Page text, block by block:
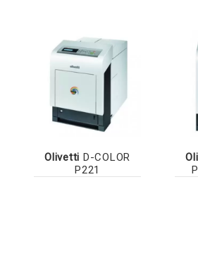
Olivetti D-COLOR
P221